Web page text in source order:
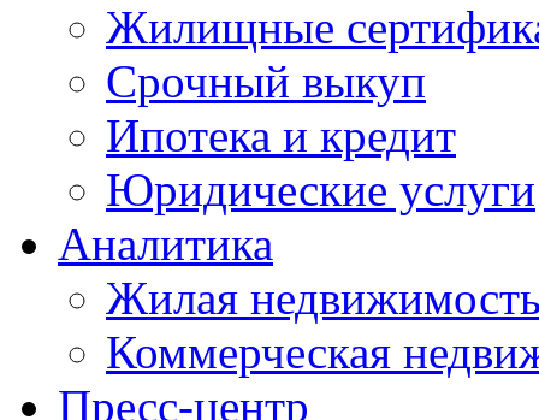
Жилищные
Срочный выкуп
Ипотека и кредит
Юридические услуги
Аналитика
Жилая
Коммерческая
Пресс-центр